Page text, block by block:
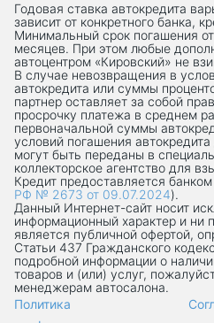
Годовая ставка автокредита
зависит от конкретного банка,
Минимальный срок погашения
месяцев. При этом любые
автоцентром «Кировский» не
В случае невозвращения в
автокредита или суммы
партнер оставляет за собой
просрочку платежа в среднем
первоначальной суммы
условий погашения
могут быть переданы в
коллекторское агентство для
Кредит предоставляется
РФ № 2673 от 09.07.2024).
Данный Интернет-сaйт носит
информационный характер и ни
является публичной офертой,
Статьи 437 Гражданского
подробной информации о
товаров и (или) услуг,
менеджерам автосалона.
Политика